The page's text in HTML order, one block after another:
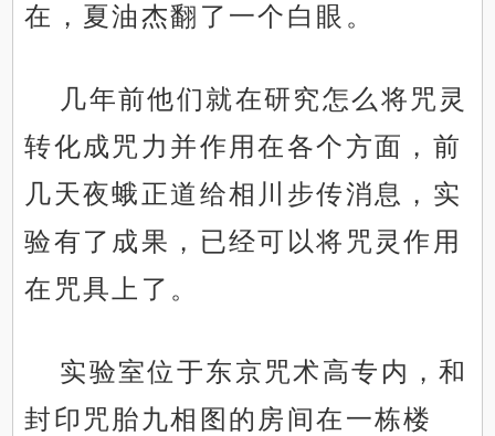
在，夏油杰翻了一个白眼。
几年前他们就在研究怎么将咒灵
转化成咒力并作用在各个方面，前
几天夜蛾正道给相川步传消息，实
验有了成果，已经可以将咒灵作用
在咒具上了。
实验室位于东京咒术高专内，和
封印咒胎九相图的房间在一栋楼